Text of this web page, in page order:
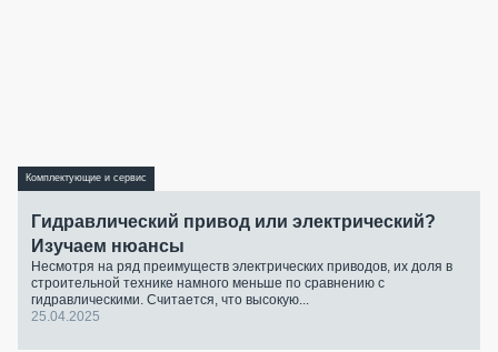
Комплектующие и сервис
Гидравлический привод или электрический?
Изучаем нюансы
Несмотря на ряд преимуществ электрических приводов, их доля в
строительной технике намного меньше по сравнению с
гидравлическими. Считается, что высокую...
25.04.2025